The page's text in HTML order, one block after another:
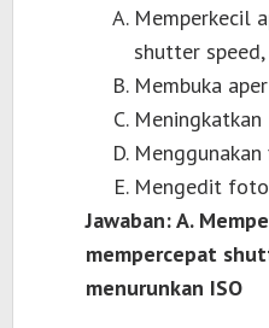
Memperkecil
shutter
Membuka
Meningkatkan
Menggunakan
Mengedit
Jawaban: A.
mempercepat
menurunkan ISO